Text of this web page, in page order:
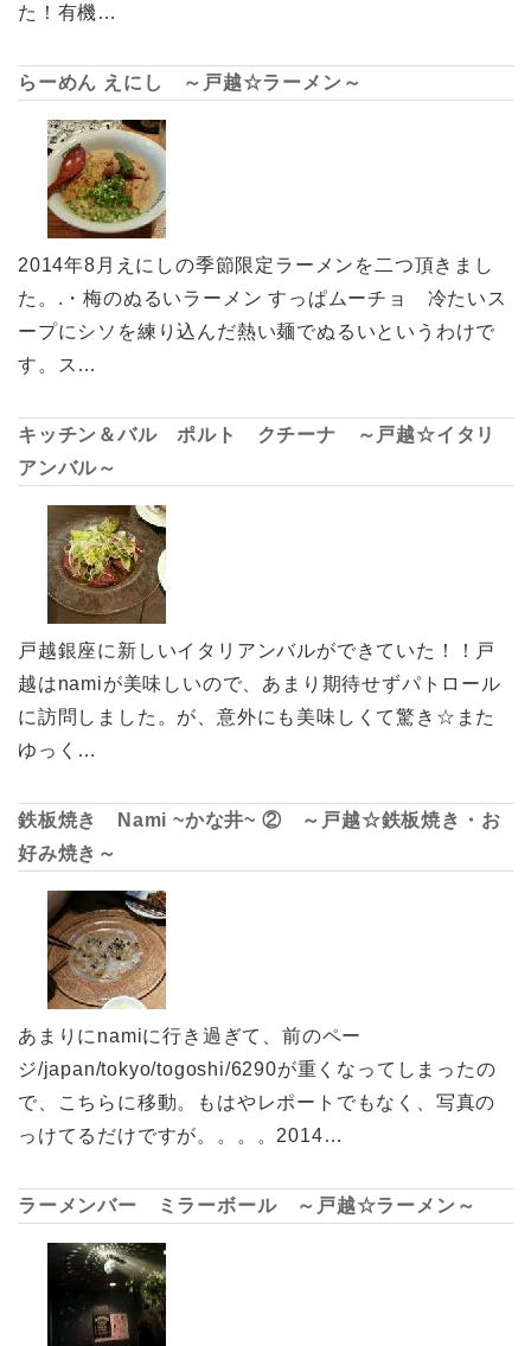
た！有機…
らーめん えにし ～戸越☆ラーメン～
2014年8月えにしの季節限定ラーメンを二つ頂きまし
た。.・梅のぬるいラーメン すっぱムーチョ 冷たいス
ープにシソを練り込んだ熱い麺でぬるいというわけで
す。ス…
キッチン＆バル ポルト クチーナ ～戸越☆イタリ
アンバル～
戸越銀座に新しいイタリアンバルができていた！！戸
越はnamiが美味しいので、あまり期待せずパトロール
に訪問しました。が、意外にも美味しくて驚き☆また
ゆっく…
鉄板焼き Nami ~かな井~ ② ～戸越☆鉄板焼き・お
好み焼き～
あまりにnamiに行き過ぎて、前のペー
ジ/japan/tokyo/togoshi/6290が重くなってしまったの
で、こちらに移動。もはやレポートでもなく、写真の
っけてるだけですが。。。。2014…
ラーメンバー ミラーボール ～戸越☆ラーメン～